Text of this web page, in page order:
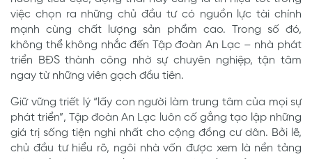
việc chọn ra những chủ đầu tư có nguồn lực tài chính
mạnh cùng chất lượng sản phẩm cao. Trong số đó,
không thể không nhắc đến Tập đoàn An Lạc – nhà phát
triển BĐS thành công nhờ sự chuyên nghiệp, tận tâm
ngay từ những viên gạch đầu tiên.
Giữ vững triết lý “lấy con người làm trung tâm của mọi sự
phát triển”, Tập đoàn An Lạc luôn cố gắng tạo lập những
giá trị sống tiện nghi nhất cho cộng đồng cư dân. Bởi lẽ,
chủ đầu tư hiểu rõ, ngôi nhà vốn được xem là nền tảng